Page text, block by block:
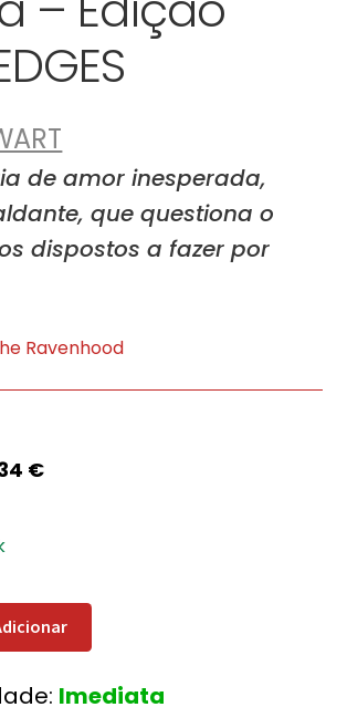
de amor inesperada,
que questiona o
dispostos a fazer por
Ravenhood
€
Imediata